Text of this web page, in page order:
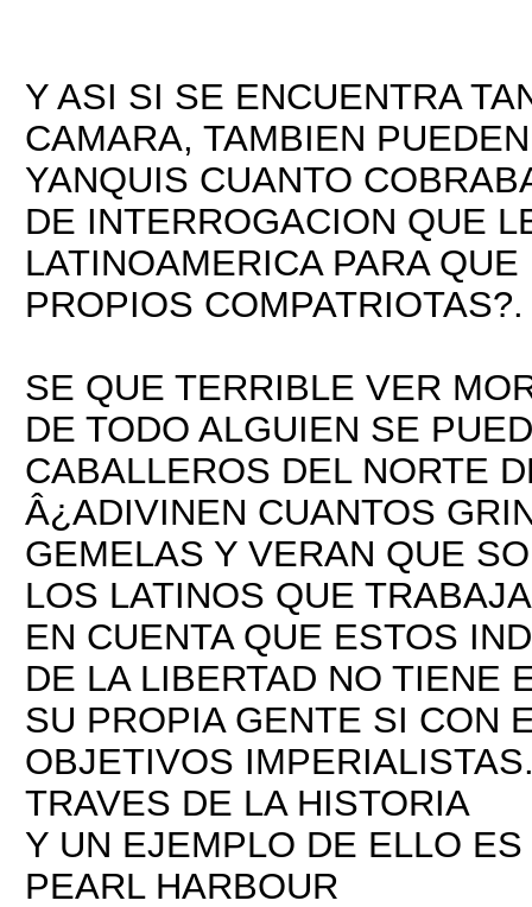
Y ASI SI SE ENCUENTRA
CAMARA, TAMBIEN
YANQUIS CUANTO
DE INTERROGACION QUE
LATINOAMERICA PARA
PROPIOS COMPATRIOTAS?.
SE QUE TERRIBLE VER
DE TODO ALGUIEN SE
CABALLEROS DEL NORTE
Â¿ADIVINEN CUANTOS
GEMELAS Y VERAN QUE
LOS LATINOS QUE
EN CUENTA QUE ESTOS
DE LA LIBERTAD NO TIENE
SU PROPIA GENTE SI CON
OBJETIVOS
TRAVES DE LA HISTORIA
Y UN EJEMPLO DE ELLO
PEARL HARBOUR